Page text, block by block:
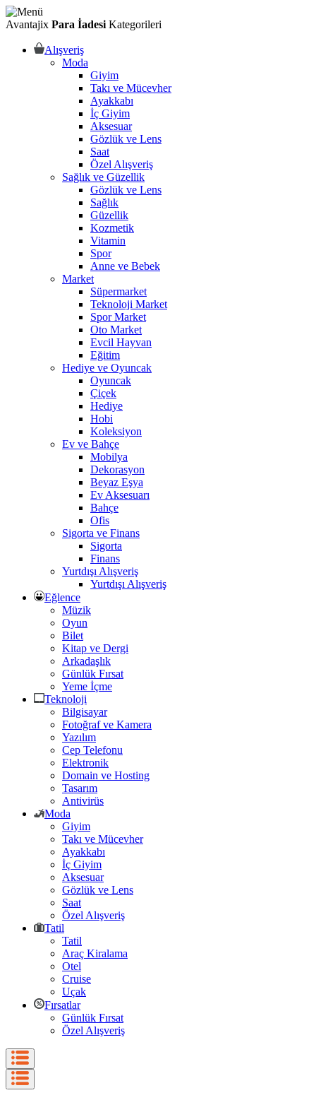
Avantajix Para İadesi Kategorileri
Alışveriş
Moda
Giyim
Takı ve Mücevher
Ayakkabı
İç Giyim
Aksesuar
Gözlük ve Lens
Saat
Özel Alışveriş
Sağlık ve Güzellik
Gözlük ve Lens
Sağlık
Güzellik
Kozmetik
Vitamin
Spor
Anne ve Bebek
Market
Süpermarket
Teknoloji Market
Spor Market
Oto Market
Evcil Hayvan
Eğitim
Hediye ve Oyuncak
Oyuncak
Çiçek
Hediye
Hobi
Koleksiyon
Ev ve Bahçe
Mobilya
Dekorasyon
Beyaz Eşya
Ev Aksesuarı
Bahçe
Ofis
Sigorta ve Finans
Sigorta
Finans
Yurtdışı Alışveriş
Yurtdışı Alışveriş
Eğlence
Müzik
Oyun
Bilet
Kitap ve Dergi
Arkadaşlık
Günlük Fırsat
Yeme İçme
Teknoloji
Bilgisayar
Fotoğraf ve Kamera
Yazılım
Cep Telefonu
Elektronik
Domain ve Hosting
Tasarım
Antivirüs
Moda
Giyim
Takı ve Mücevher
Ayakkabı
İç Giyim
Aksesuar
Gözlük ve Lens
Saat
Özel Alışveriş
Tatil
Tatil
Araç Kiralama
Otel
Cruise
Uçak
Fırsatlar
Günlük Fırsat
Özel Alışveriş